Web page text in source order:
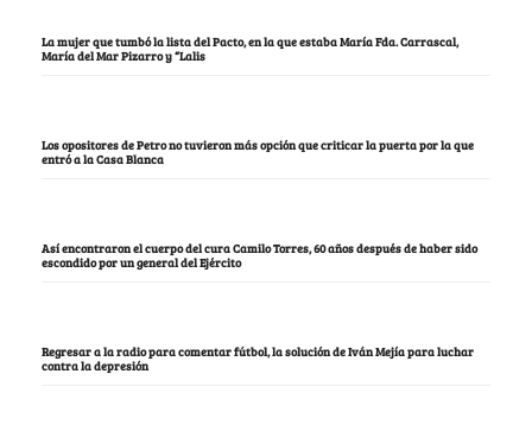
La mujer que tumbó la lista del Pacto, en la que estaba María Fda. Carrascal,
María del Mar Pizarro y “Lalis
Los opositores de Petro no tuvieron más opción que criticar la puerta por la que
entró a la Casa Blanca
Así encontraron el cuerpo del cura Camilo Torres, 60 años después de haber sido
escondido por un general del Ejército
Regresar a la radio para comentar fútbol, la solución de Iván Mejía para luchar
contra la depresión